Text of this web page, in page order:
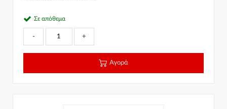
Σε απόθεμα
- +
Αγορά